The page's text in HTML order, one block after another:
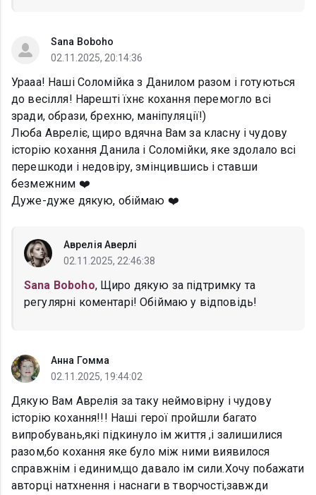
Sana Boboho
02.11.2025, 20:14:36
Урааа! Наші Соломійка з Данилом разом і готуються
до весілля! Нарешті їхнє кохання перемогло всі
зради, образи, брехню, маніпуляції!)
Люба Авреліє, щиро вдячна Вам за класну і чудову
історію кохання Данила і Соломійки, яке здолало всі
перешкоди і недовіру, змінцившись і ставши
безмежним ❤️
Дуже-дуже дякую, обіймаю ❤️
Аврелія Аверлі
02.11.2025, 22:46:38
Sana Boboho, Щиро дякую за підтримку та
регулярні коментарі! Обіймаю у відповідь!
Анна Гомма
02.11.2025, 19:44:02
Дякую Вам Аврелія за таку неймовірну і чудову
історію кохання!!! Наші герої пройшли багато
випробувань,які підкинуло ім життя ,і залишилися
разом,бо кохання яке було між ними виявилося
справжнім і единим,що давало ім сили.Хочу побажати
авторці натхнення і наснаги в творчості,завжди